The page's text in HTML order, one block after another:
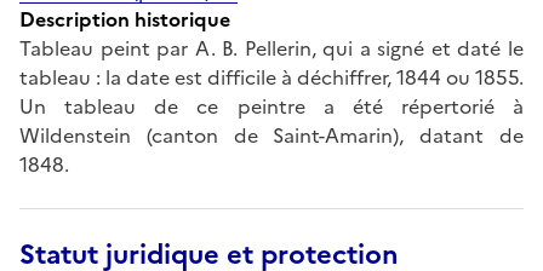
Description historique
Tableau peint par A. B. Pellerin, qui a signé et daté le
tableau : la date est difficile à déchiffrer, 1844 ou 1855.
Un tableau de ce peintre a été répertorié à
Wildenstein (canton de Saint-Amarin), datant de
1848.
Statut juridique et protection